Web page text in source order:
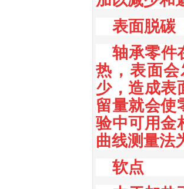
表面脱碳
轴承零件
热，表面
少，造成表
留量就会使
验中可用金
曲线测量法
软点